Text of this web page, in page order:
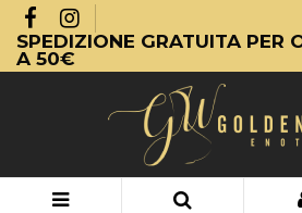
SPEDIZIONE GRATUITA PER
A 50€